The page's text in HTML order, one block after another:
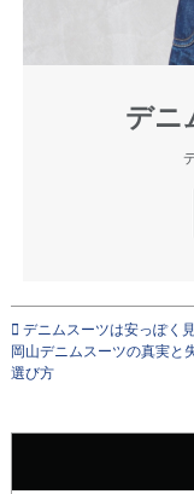
デニ
デニムスーツは安っぽく
岡山デニムスーツの真実と
選び方